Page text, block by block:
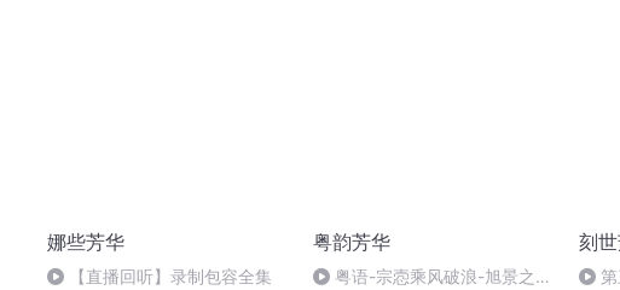
娜些芳华
【直播回听】录制包容全集
粤韵芳华
粤语-宗悫乘风破浪-旭景之声
刻